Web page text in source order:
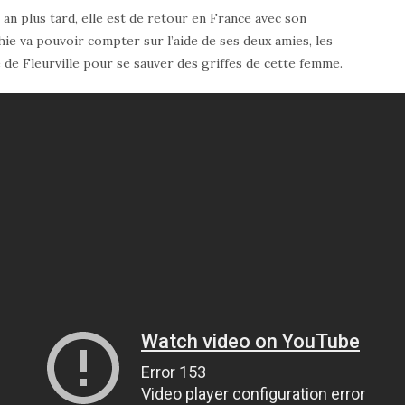
plus tard, elle est de retour en France avec son
va pouvoir compter sur l’aide de ses deux amies, les
Fleurville pour se sauver des griffes de cette femme.